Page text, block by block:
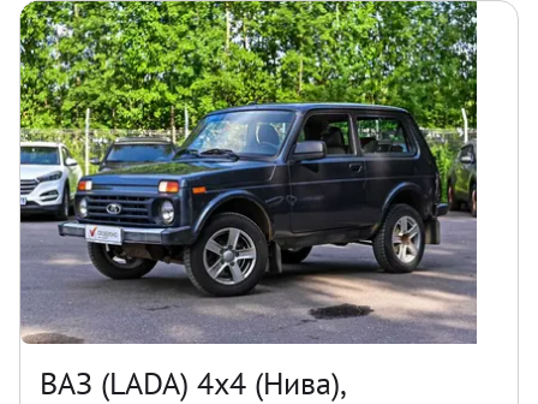
ВАЗ (LADA) 4x4 (Нива),